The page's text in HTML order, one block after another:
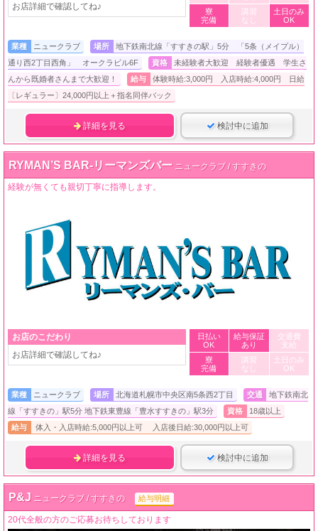
お店詳細で確認してね♪
寮
完備
講習
なし
土日のみ
OK
業種 ニュークラブ 場所
地下鉄南北線「すすきの駅」5分 「5条（メイプル）
通り西2丁目西角」 オークラビル6F
資格
未経験者大歓迎 経験者優遇 学生さ
んから既婚者さんまで大歓迎！
給与
体験時給:3,000円 入店時給:4,000円 日給
〔レギュラー〕24,000円以上＋指名同伴バック
詳細を見る 検討中に追加
RYMAN’S BAR-リーマンズバー ニュークラブ / すすきの
経験が無くても親切丁寧に指導します。
お店のこだわり
お店詳細で確認してね♪
日払い
OK
給与保証
あり
交通費
支給
寮
完備
講習
なし
土日のみ
OK
業種 ニュークラブ 場所 北海道札幌市中央区南5条西2丁目 交通
地下鉄南北
線「すすきの」駅5分 地下鉄東豊線「豊水すすきの」駅3分
資格
18歳以上
給与
体入・入店時給:5,000円以上可 入店後日給:30,000円以上可
詳細を見る 検討中に追加
P&J ニュークラブ / すすきの 給与明細
20代全般の方のご応募お待ちしております